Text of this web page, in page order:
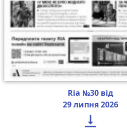
Ria №30 від
29 липня 2026
